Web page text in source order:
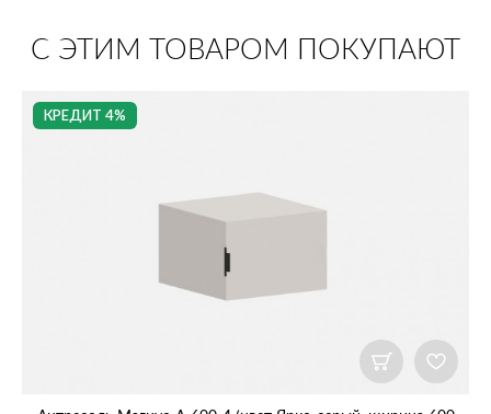
С ЭТИМ ТОВАРОМ ПОКУПАЮТ
КРЕДИТ 4%